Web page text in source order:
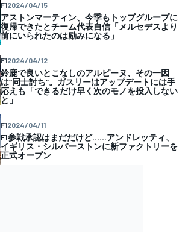
F12024/04/15
アストンマーティン、今季もトップグループに
復帰できたとチーム代表自信「メルセデスより
前にいられたのは励みになる」
F12024/04/12
鈴鹿で良いとこなしのアルピーヌ、その一因
は“同士討ち”。ガスリーはアップデートには手
応えも「できるだけ早く次のモノを投入しない
と」
F12024/04/11
F1参戦承認はまだだけど……アンドレッティ、
イギリス・シルバーストンに新ファクトリーを
正式オープン